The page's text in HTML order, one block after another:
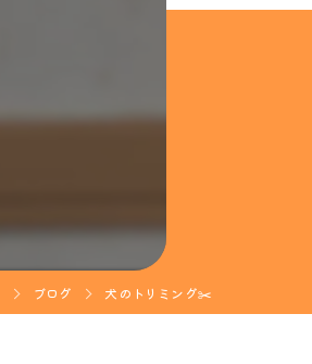
ブログ 犬のトリミング✂️